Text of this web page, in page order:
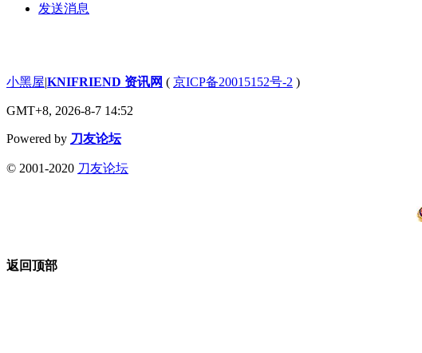
发送消息
小黑屋|KNIFRIEND 资讯网 ( 京ICP备20015152号-2 )
GMT+8, 2026-8-7 14:52
Powered by 刀友论坛
© 2001-2020 刀友论坛
返回顶部